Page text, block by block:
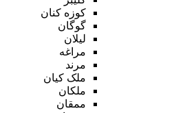
کوزه کنان
گوگان
لیلان
مراغه
مرند
ملک کیان
ملکان
ممقان